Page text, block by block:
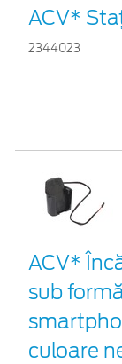
ACV*
2344023
ACV*
sub
culoare